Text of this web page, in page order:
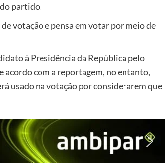
partido.
votação e pensa em votar por meio de
à Presidência da República pelo
acordo com a reportagem, no entanto,
usado na votação por considerarem que